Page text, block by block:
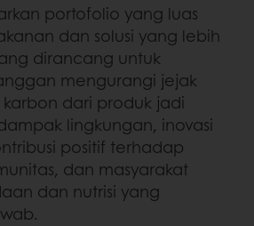
portofolio yang luas
dan solusi yang lebih
dirancang untuk
mengurangi jejak
dari produk jadi
lingkungan, inovasi
positif terhadap
dan masyarakat
dan nutrisi yang